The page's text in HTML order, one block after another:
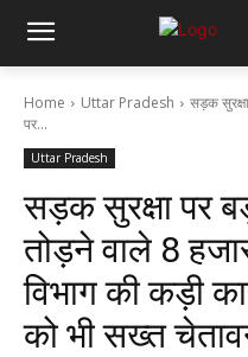
Home Uttar Pradesh
सड़क
पर...
Uttar Pradesh
सड़क सुरक्षा पर
तोड़ने वाले 8
विभाग की कड़ी
को भी सख्त